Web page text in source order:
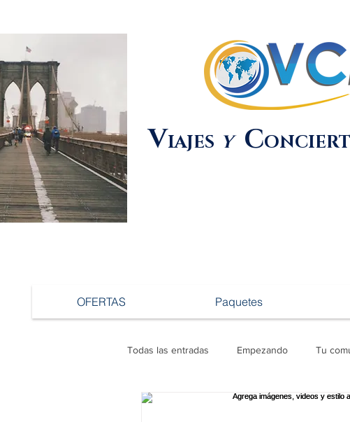
VIAJES Y C
OFERTAS Paquetes
Todas las entradas Empezando Tu